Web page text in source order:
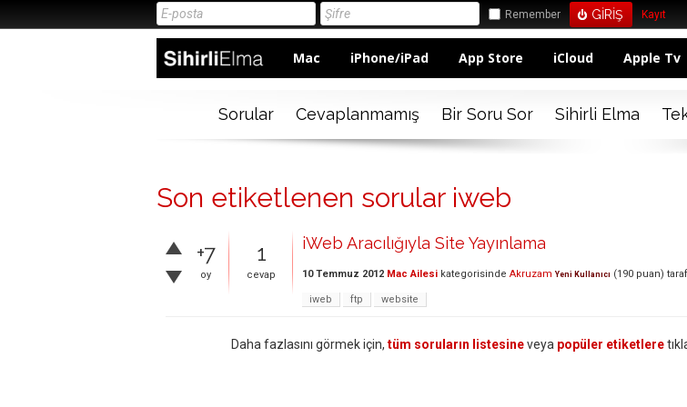
Remember Kayıt
Mac iPhone/iPad App Store iCloud Apple Tv
Sorular Cevaplanmamış Bir Soru Sor Sihirli Elma
Son etiketlenen sorular iweb
+7
oy
1
cevap
iWeb Aracılığıyla Site Yayınlama
10 Temmuz 2012 Mac Ailesi kategorisinde Akruzam Yeni Kullanıcı (190 puan)
iweb ftp website
Daha fazlasını görmek için, tüm soruların listesineveya popüler etiketlere